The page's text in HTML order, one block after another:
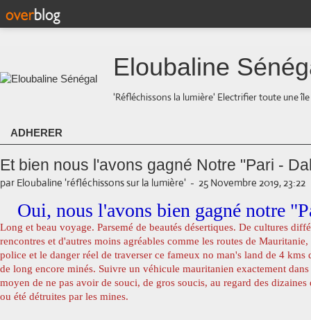
Eloubaline
'Réfléchissons la lumière' Electrifier toute une
ADHERER
Et bien nous l'avons gagné Notre "Pari -
par Eloubaline 'réfléchissons sur la lumière' - 25 Novembre 2019, 23:22
Oui, nous l'avons bien gagné notre
Long et beau voyage. Parsemé de beautés désertiques. De cultures
rencontres et d'autres moins agréables comme les routes de
police et le danger réel de traverser ce fameux no man's land de 4 kms
de long encore minés. Suivre un véhicule mauritanien exactement dans
moyen de ne pas avoir de souci, de gros soucis, au regard des
ou été détruites par les mines.